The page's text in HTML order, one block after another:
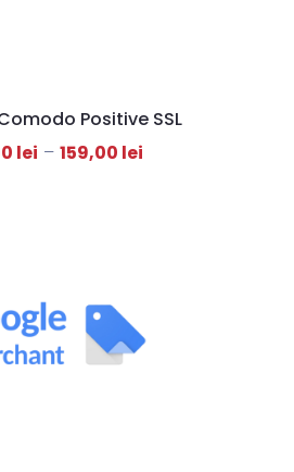
Positive SSL
lei – 159,00 lei